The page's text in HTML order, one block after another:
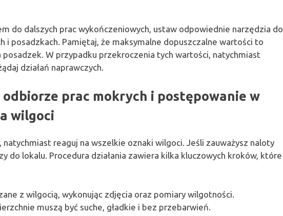
do dalszych prac wykończeniowych, ustaw odpowiednie narzędzia do
i posadzkach. Pamiętaj, że maksymalne dopuszczalne wartości to
posadzek. W przypadku przekroczenia tych wartości, natychmiast
działań naprawczych.
odbiorze prac mokrych i postępowanie w
wilgoci
natychmiast reaguj na wszelkie oznaki wilgoci. Jeśli zauważysz naloty
do lokalu. Procedura działania zawiera kilka kluczowych kroków, które
z wilgocią, wykonując zdjęcia oraz pomiary wilgotności.
muszą być suche, gładkie i bez przebarwień.